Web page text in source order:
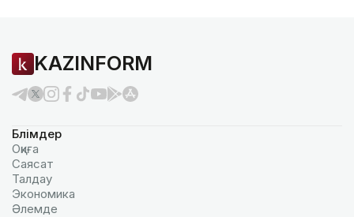
KAZINFORM
Бөлімдер
Оқиға
Саясат
Талдау
Экономика
Әлемде